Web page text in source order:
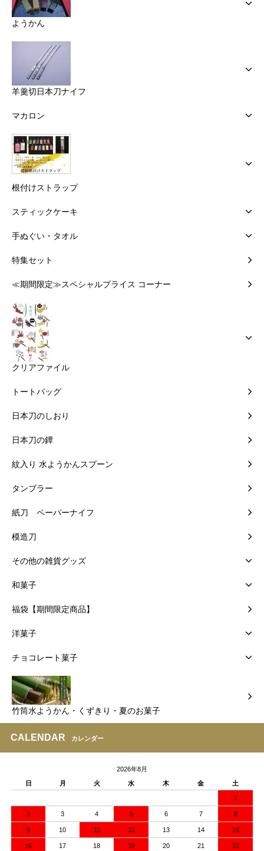
ようかん
羊羹切日本刀ナイフ
マカロン
根付けストラップ
スティックケーキ
手ぬぐい・タオル
特集セット
≪期間限定≫スペシャルプライス コーナー
クリアファイル
トートバッグ
日本刀のしおり
日本刀の鐔
紋入り 水ようかんスプーン
タンブラー
紙刀 ペーパーナイフ
模造刀
その他の雑貨グッズ
和菓子
福袋【期間限定商品】
洋菓子
チョコレート菓子
竹筒水ようかん・くずきり・夏のお菓子
CALENDAR カレンダー
2026年8月
日
月 火 水 木 金 土
1
2 3 4 5 6 7 8
9 10 11 12 13 14 15
16 17 18 19 20 21 22